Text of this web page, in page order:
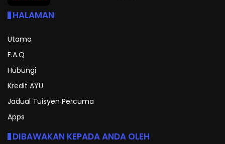
HALAMAN
Utama
F.A.Q
Hubungi
Kredit AYU
Jadual Tuisyen Percuma
Apps
DIBAWAKAN KEPADA ANDA OLEH